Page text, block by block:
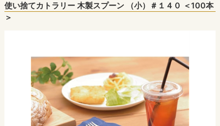
使い捨てカトラリー 木製スプーン （小）＃１４０ ＜100本
＞